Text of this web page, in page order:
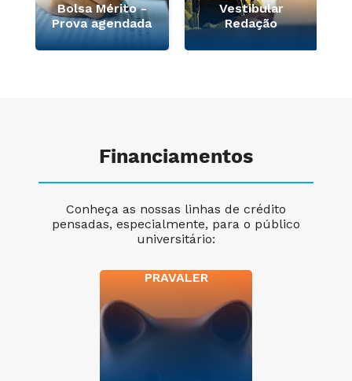
Bolsa Mérito -
Prova agendada
Vestibular
Redação
Financiamentos
Conheça as nossas linhas de crédito
pensadas, especialmente, para o público
universitário:
PRAVALER